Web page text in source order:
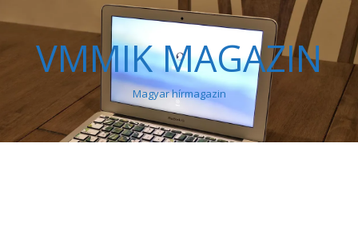
VMMIK MAGAZIN
Magyar hírmagazin